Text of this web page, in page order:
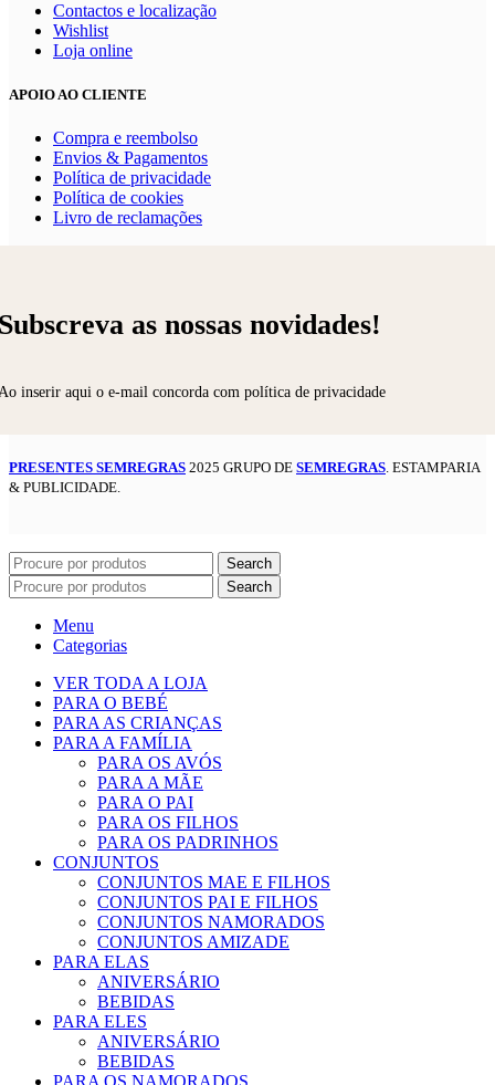
Contactos e localização
Wishlist
Loja online
APOIO AO CLIENTE
Compra e reembolso
Envios & Pagamentos
Política de privacidade
Política de cookies
Livro de reclamações
as nossas novidades!
inserir aqui o e-mail concorda com política de privacidade
PRESENTES SEMREGRAS 2025 GRUPO DE SEMREGRAS . ESTAMPARIA
& PUBLICIDADE.
Search
Search
Menu
Categorias
VER TODA A LOJA
PARA O BEBÉ
PARA AS CRIANÇAS
PARA A FAMÍLIA
PARA OS AVÓS
PARA A MÃE
PARA O PAI
PARA OS FILHOS
PARA OS PADRINHOS
CONJUNTOS
CONJUNTOS MAE E FILHOS
CONJUNTOS PAI E FILHOS
CONJUNTOS NAMORADOS
CONJUNTOS AMIZADE
PARA ELAS
ANIVERSÁRIO
BEBIDAS
PARA ELES
ANIVERSÁRIO
BEBIDAS
PARA OS NAMORADOS